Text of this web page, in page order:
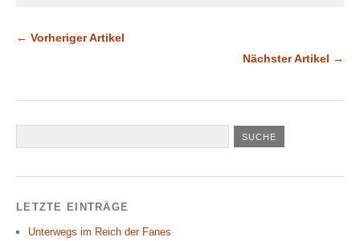
← Vorheriger Artikel
Nächster Artikel →
LETZTE EINTRÄGE
Unterwegs im Reich der Fanes